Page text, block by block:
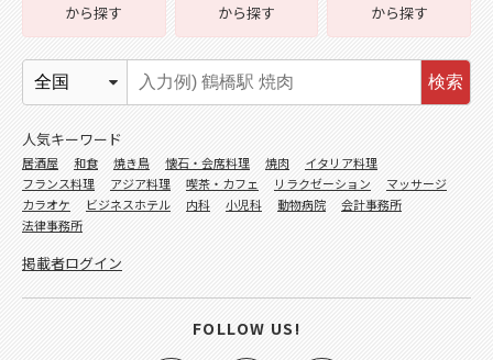
から探す
から探す
から探す
検索
人気キーワード
居酒屋 和食 焼き鳥 懐石・会席料理 焼肉
イタリア料理
フランス料理
アジア料理 喫茶・カフェ リラクゼーション
マッサージ
カラオケ
ビジネスホテル 内科 小児科 動物病院
会計事務所
法律事務所
掲載者ログイン
FOLLOW US!